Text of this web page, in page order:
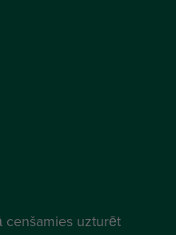
cenšamies uzturēt